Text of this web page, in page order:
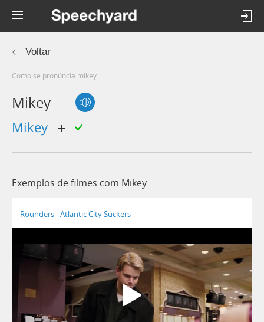
Voltar
Como se pronúncia mikey
Mikey
mikey
Exemplos de filmes com Mikey
Rounders - Atlantic City Suckers